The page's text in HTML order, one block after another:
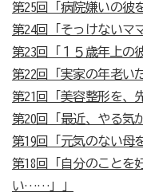
第25回「病院嫌いの彼
第24回「そっけないマ
第23回「１５歳年上の
第22回「実家の年老い
第21回「美容整形を、
第20回「最近、やる気
第19回「元気のない母
第18回「自分のことを
い……」」